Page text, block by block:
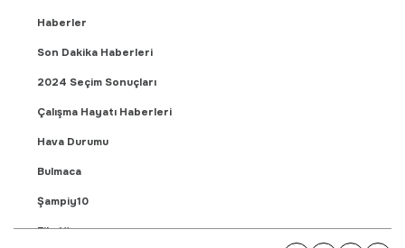
Haberler
Son Dakika Haberleri
2024 Seçim Sonuçları
Çalışma Hayatı Haberleri
Hava Durumu
Bulmaca
Şampiy10
Fikstür